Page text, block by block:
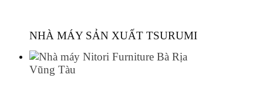
NHÀ MÁY SẢN XUẤT TSURUMI